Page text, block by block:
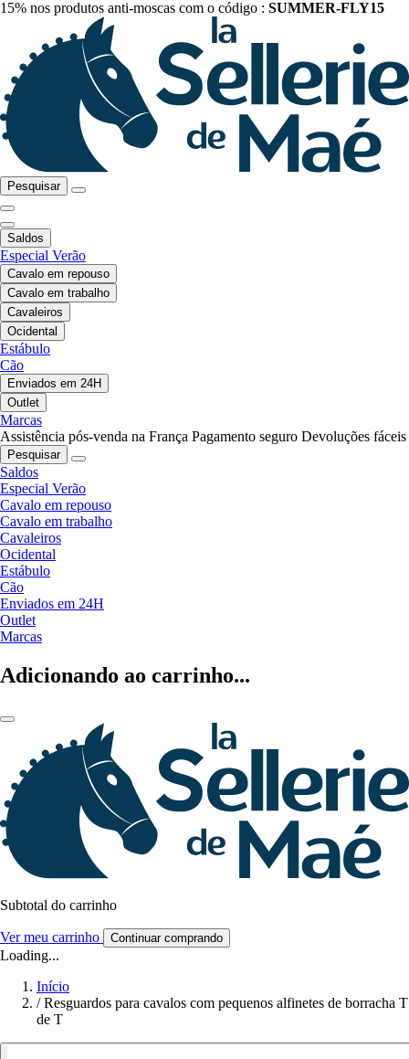
15% nos produtos anti-moscas com o código : SUMMER-FLY15
Pesquisar
Saldos
Especial Verão
Cavalo em repouso
Cavalo em trabalho
Cavaleiros
Ocidental
Estábulo
Cão
Enviados em 24H
Outlet
Marcas
Assistência pós-venda na França Pagamento seguro Devoluções fáceis
Pesquisar
Saldos
Especial Verão
Cavalo em repouso
Cavalo em trabalho
Cavaleiros
Ocidental
Estábulo
Cão
Enviados em 24H
Outlet
Marcas
Adicionando ao carrinho...
Subtotal do carrinho
Ver meu carrinho Continuar comprando
Loading...
Início
/ Resguardos para cavalos com pequenos alfinetes de borracha T
de T